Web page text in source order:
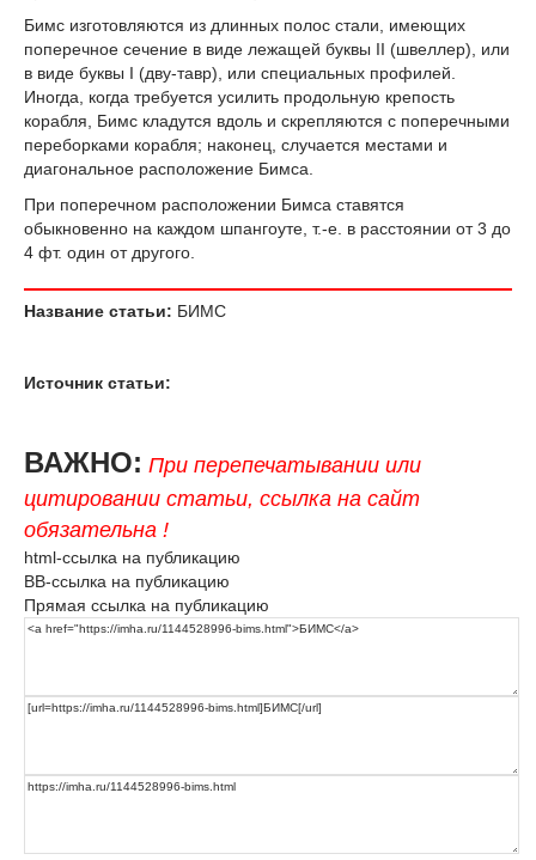
Бимс изготовляются из длинных полос стали, имеющих
поперечное сечение в виде лежащей буквы II (швеллер), или
в виде буквы I (дву-тавр), или специальных профилей.
Иногда, когда требуется усилить продольную крепость
корабля, Бимс кладутся вдоль и скрепляются с поперечными
переборками корабля; наконец, случается местами и
диагональное расположение Бимса.
При поперечном расположении Бимса ставятся
обыкновенно на каждом шпангоуте, т.-е. в расстоянии от 3 до
4 фт. один от другого.
Название статьи: БИМС
Источник статьи:
ВАЖНО: При перепечатывании или
цитировании статьи, ссылка на сайт
обязательна !
html-ссылка на публикацию
BB-ссылка на публикацию
Прямая ссылка на публикацию